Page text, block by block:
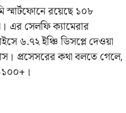
স্মার্টফোনে রয়েছে ১০৮
এর সেলফি ক্যামেরার
৬.৭২ ইঞ্চি ডিসপ্লে দেওয়া
প্রসেসরের কথা বলতে গেলে,